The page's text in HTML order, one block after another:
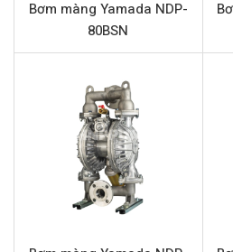
Thông số kỹ thuật
Tên sản phẩm
Bơm
Bơm
Thương hiệu
Vật liệu thân bơm
Vật liệu bi
Hytrel
Bơm màng Yamada NDP-
80BSN